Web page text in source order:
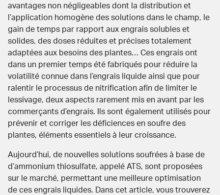
avantages non négligeables dont la distribution et
l’application homogène des solutions dans le champ, le
gain de temps par rapport aux engrais solubles et
solides, des doses réduites et précises totalement
adaptées aux besoins des plantes… Ces engrais ont
dans un premier temps été fabriqués pour réduire la
volatilité connue dans l’engrais liquide ainsi que pour
ralentir le processus de nitrification afin de limiter le
lessivage, deux aspects rarement mis en avant par les
commerçants d’engrais. Ils sont également utilisés pour
prévenir et corriger les déficiences en soufre des
plantes, éléments essentiels à leurcroissance.
Aujourd’hui, de nouvelles solutionssoufréesà base de
d’ammonium thiosulfate, appelé ATS, sont proposées
sur le marché, permettant une meilleure optimisation
de ces engrais liquides. Dans cet article, vous trouverez